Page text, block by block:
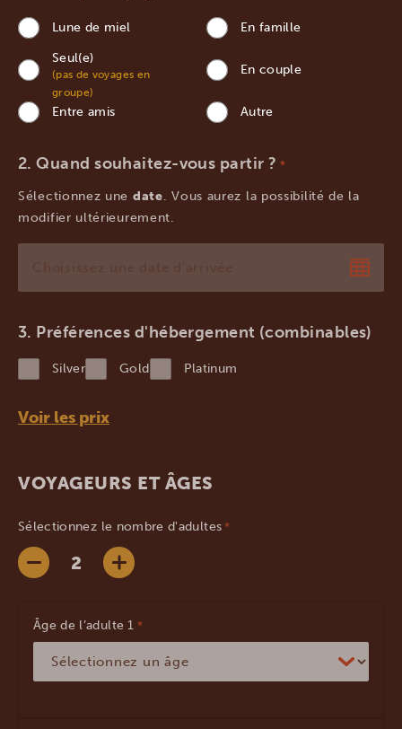
Lune de miel
En famille
Seul(e)
(pas de voyages en
groupe)
En couple
Entre amis Autre
Quand souhaitez-vous partir ? *
Sélectionnez une date. Vous aurez la possibilité de la
modifier ultérieurement.
MM
AAAA
Préférences d'hébergement (combinables)
Silver Gold Platinum
Voir les prix
VOYAGEURS ET ÂGES
Sélectionnez le nombre d'adultes *
Âge de l’adulte *